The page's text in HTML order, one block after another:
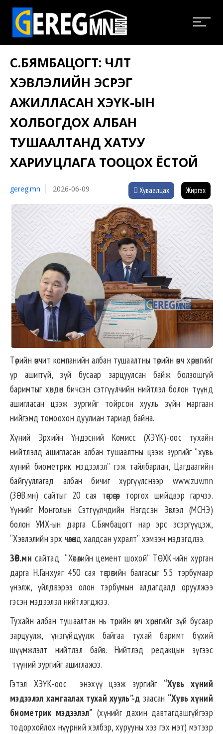
С.БЯМБАЦОГТ: ЧӨЛӨӨТ
ХЭВЛЭЛИЙН ЭСРЭГ
АЖИЛЛАСАН ХЭҮК-ЫН
ХОЛБОГДОХ АЛБАН
ТУШААЛТАНД ХАТУУ
ХАРИУЦЛАГА ТООЦОХ ЁСТОЙ
gereg.mn 2026-06-09 Хуваалцах Жиргэх
Төрийн өмчит компанийн албан тушаалтны төрийн өмч хөрөнгийг
үр ашиггүй, зүй бусаар зарцуулсан байж болзошгүй
баримтыг хөндөн бичсэн сэтгүүлчийн нийтлэл болон түүнд
ашигласан цээж зургийг тойрсон хууль зүйн маргаан
нийгэмд томоохон дуулиан тариад байна.
Хүний Эрхийн Үндэсний Комисс (ХЭҮК)-оос тухайн
нийтлэлд ашигласан албан тушаалтны цээж зургийг “хувь
хүний биометрик мэдээлэл” гэж тайлбарлан, Цагдаагийн
байгууллагад албан бичиг хүргүүлснээр www.zuv.mn
(ЗӨВ.мн) сайтыг 20 сая төгрөгөөр торгох шийдвэр гарчээ.
Үүнийг Монголын Сэтгүүлчдийн Нэгдсэн Эвлэл (МСНЭ)
болон УИХ-ын дарга С.Бямбацогт нар эрс эсэргүүцэж,
“Хэвлэлийн эрх чөлөөнд халдсан ухралт” хэмээн мэдэгдлээ.
ЗӨВ.мн сайтад “Хөтөлийн цемент шохой” ТӨХК-ийн хурган
дарга Н.Ганхуяг 450 сая төгрөгийн балгасыг 5.5 тэрбумаар
үнэлж, үйлдвэрээ олон тэрбумын алдагдалд оруулжээ
гэсэн мэдээлэл нийтлэгджээ.
Тухайн албан тушаалтан нь төрийн өмч хөрөнгийг зүй бусаар
зарцуулж, үнэгүйдүүлж байгаа тухай баримт бүхий
шүүмжлэлт нийтлэл байв. Нийтлэд редакцын зүгээс
түүний зургийг ашиглажээ.
Гэтэл ХЭҮК-оос энэхүү цээж зургийг “Хувь хүний
мэдээлэл хамгаалах тухай хууль”-д заасан “Хувь хүний
биометрик мэдээлэл” (хүнийг дахин давтагдашгүйгээр
тодорхойлох нүүрний хэлбэр, хурууны хээ гэх мэт) мэтээр